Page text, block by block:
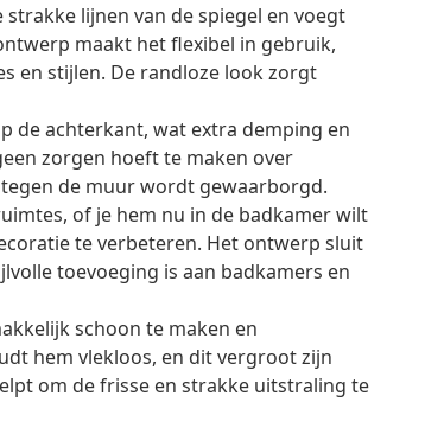
lijnen van de spiegel en voegt
maakt het flexibel in gebruik,
en stijlen. De randloze look zorgt
de achterkant, wat extra demping en
zorgen hoeft te maken over
de muur wordt gewaarborgd.
of je hem nu in de badkamer wilt
te verbeteren. Het ontwerp sluit
toevoeging is aan badkamers en
schoon te maken en
hem vlekloos, en dit vergroot zijn
om de frisse en strakke uitstraling te